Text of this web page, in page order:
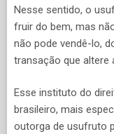
Nesse sentido, o
fruir do bem, mas
não pode vendê-lo,
transação que altere
Esse instituto do
brasileiro, mais
outorga de usufruto